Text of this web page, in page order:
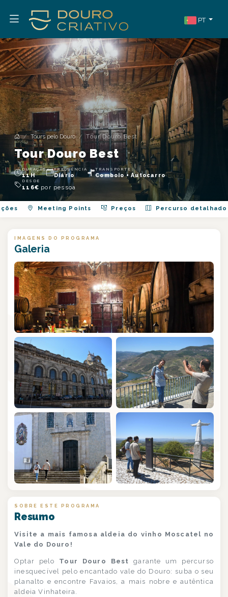
PT
Tours pelo Douro Tour Douro Best
Tour Douro Best
DURAÇÃO
11H
FREQUÊNCIA
Diário
TRANSPORTE
Comboio + Autocarro
DESDE
116€ por pessoa
Meeting Points Preços Percurso detalhado
IMAGENS DO PROGRAMA
Galeria
+8
SOBRE ESTE PROGRAMA
Resumo
Visite a mais famosa aldeia do vinho Moscatel no
Vale do Douro!
Optar pelo Tour Douro Best garante um percurso
inesquecível pelo encantado vale do Douro: suba o seu
planalto e encontre Favaios, a mais nobre e autêntica
aldeia Vinhateira.